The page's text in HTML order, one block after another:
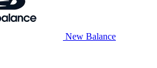
New Balance